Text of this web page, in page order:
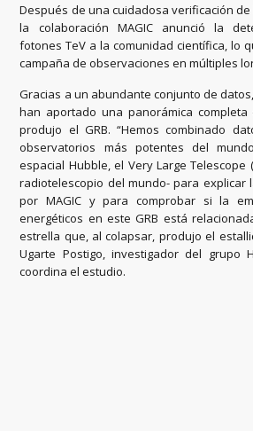
Después de una cuidadosa verificación
la colaboración MAGIC anunció la
fotones TeV a la comunidad científica, lo
campaña de observaciones en múltiples
Gracias a un abundante conjunto de
han aportado una panorámica
produjo el GRB. “Hemos combinado
observatorios más potentes del
espacial Hubble, el Very Large Telescope
radiotelescopio del mundo- para explicar
por MAGIC y para comprobar si la
energéticos en este GRB está
estrella que, al colapsar, produjo el
Ugarte Postigo, investigador del grupo
coordina el estudio.